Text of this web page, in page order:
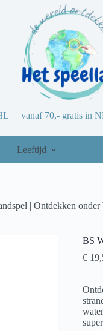
vanaf 70,- gratis in
Leeftijd
| Ontdekken onder
BS
€